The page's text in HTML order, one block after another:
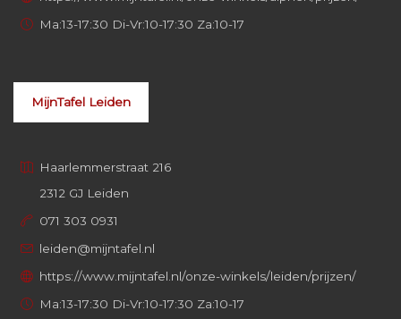
Ma:13-17:30 Di-Vr:10-17:30 Za:10-17
MijnTafel Leiden
Haarlemmerstraat 216
2312 GJ Leiden
071 303 0931
leiden@mijntafel.nl
https://www.mijntafel.nl/onze-winkels/leiden/prijzen/
Ma:13-17:30 Di-Vr:10-17:30 Za:10-17